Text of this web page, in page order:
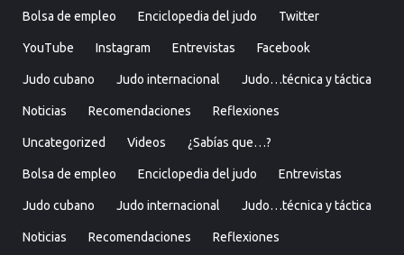
Bolsa de empleo Enciclopedia del judo Twitter
YouTube Instagram Entrevistas Facebook
Judo cubano Judo internacional Judo…técnica y táctica
Noticias Recomendaciones Reflexiones
Uncategorized Videos ¿Sabías que…?
Bolsa de empleo Enciclopedia del judo Entrevistas
Judo cubano Judo internacional Judo…técnica y táctica
Noticias Recomendaciones Reflexiones